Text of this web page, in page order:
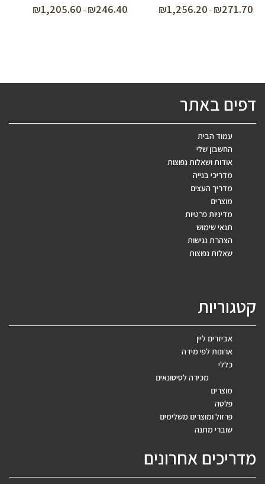
₪271.70
–
₪1,256.20
₪246.40
–
₪1,205.60
דפים באתר
עמוד הבית
החשבון שלי
אודות ושאלות נפוצות
מדריכי בנייה
מדריך העצים
מוצרים
מדיניות פרטיות
תנאי שימוש
הצהרת נגישות
שאלות נפוצות
קטגוריות
אביזרים ליין
ארונות לפי מידה
כללי
מכירה לסיטונאים
מוצרים
פלטה
פרזול ומוצרים משלימים
שוברי מתנה
מדריכים אחרונים